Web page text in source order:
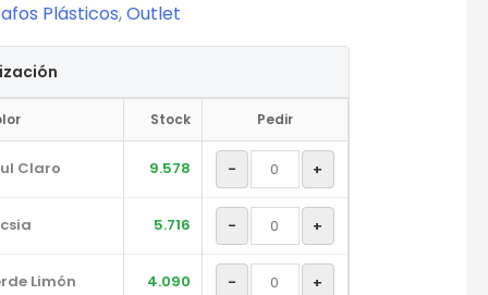
Plásticos,Outlet
Stock Pedir
Claro 9.578 - +
5.716 - +
Limón 4.090 - +